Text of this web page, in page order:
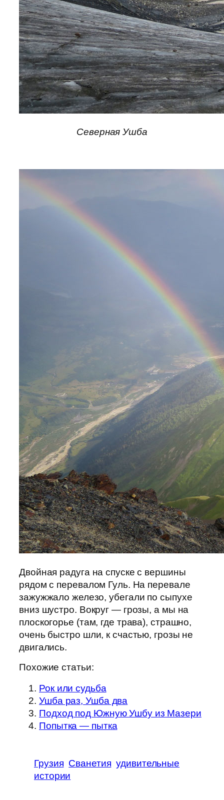
Северная Ушба
Двойная радуга на спуске с вершины
рядом с перевалом Гуль. На перевале
зажужжало железо, убегали по сыпухе
вниз шустро. Вокруг — грозы, а мы на
плоскогорье (там, где трава), страшно,
очень быстро шли, к счастью, грозы не
двигались.
Похожие статьи:
Рок или судьба
Ушба раз, Ушба два
Подход под Южную Ушбу из Мазери
Попытка — пытка
Грузия Сванетия удивительные
истории